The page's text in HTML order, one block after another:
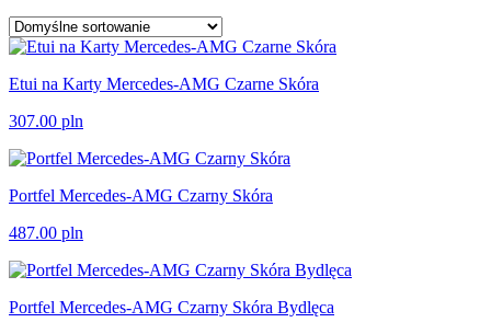
Etui na Karty Mercedes-AMG Czarne Skóra
307.00 pln
Portfel Mercedes-AMG Czarny Skóra
487.00 pln
Portfel Mercedes-AMG Czarny Skóra Bydlęca